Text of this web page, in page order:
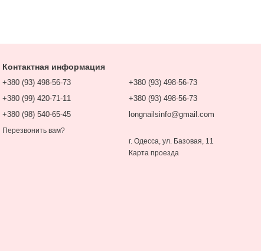
Контактная информация
+380 (93) 498-56-73
+380 (99) 420-71-11
+380 (98) 540-65-45
Перезвонить вам?
+380 (93) 498-56-73
+380 (93) 498-56-73
longnailsinfo@gmail.com
г. Одесса, ул. Базовая, 11
Карта проезда